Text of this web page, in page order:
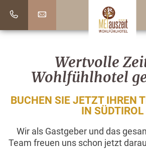
Wertvolle
Wohlfühlhotel
BUCHEN SIE JETZT IHREN
IN SÜDTIROL
Wir als Gastgeber und das
Team freuen uns schon jetzt